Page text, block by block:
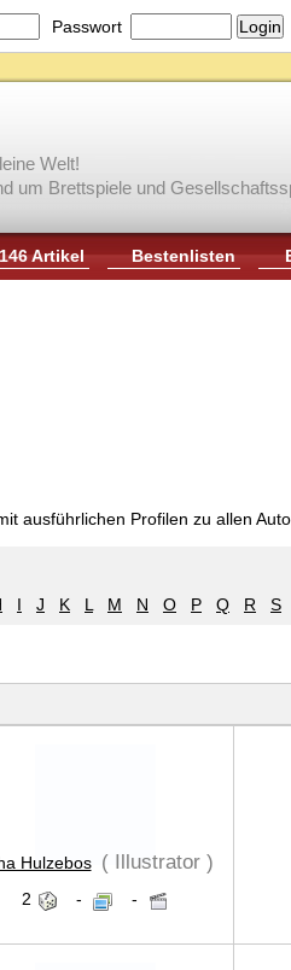
Passwort
Welt!
um Brettspiele und
146 Artikel Bestenlisten
ausführlichen Profilen zu allen
I J K L M N O P Q R S
Hulzebos ( Illustrator )
2 - -